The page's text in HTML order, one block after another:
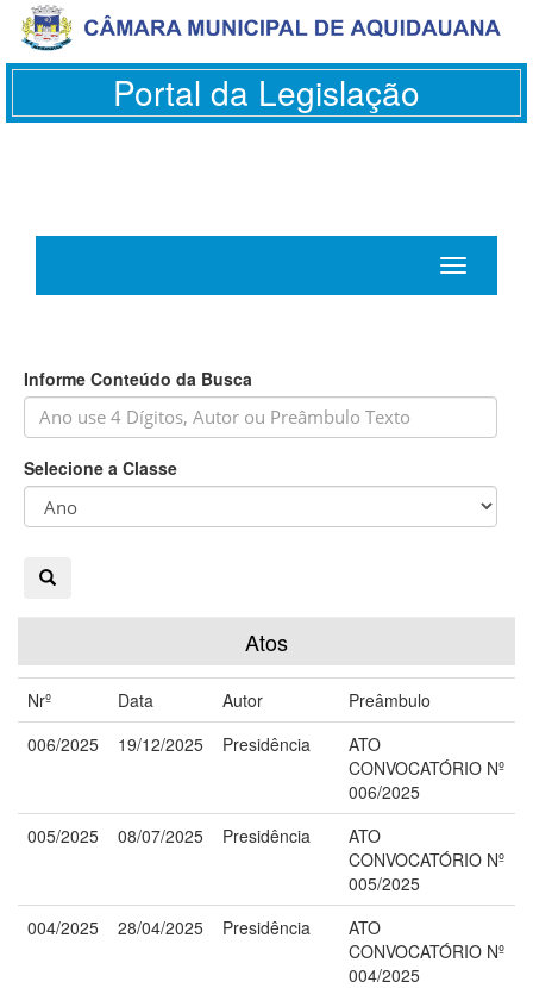
Portal da Legislação
Toggle
navigation
Informe Conteúdo da Busca
Selecione a Classe
Atos
Nrº Data Autor
Preâmbulo
006/2025
19/12/2025 Presidência
ATO
CONVOCATÓRIO Nº
006/2025
005/2025
08/07/2025 Presidência
ATO
CONVOCATÓRIO Nº
005/2025
004/2025
28/04/2025 Presidência
ATO
CONVOCATÓRIO Nº
004/2025